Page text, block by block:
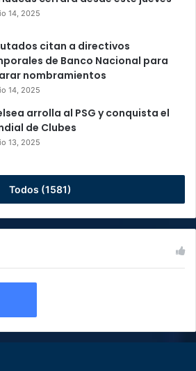
14, 2025
citan a directivos
de Banco Nacional para
nombramientos
14, 2025
arrolla al PSG y conquista el
de Clubes
13, 2025
Todos (1581)